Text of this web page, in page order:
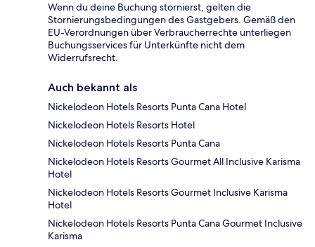
Wenn du deine Buchung stornierst, gelten die
Stornierungsbedingungen des Gastgebers. Gemäß den
EU-Verordnungen über Verbraucherrechte unterliegen
Buchungsservices für Unterkünfte nicht dem
Widerrufsrecht.
Auch bekannt als
Nickelodeon Hotels Resorts Punta Cana Hotel
Nickelodeon Hotels Resorts Hotel
Nickelodeon Hotels Resorts Punta Cana
Nickelodeon Hotels Resorts Gourmet All Inclusive Karisma
Hotel
Nickelodeon Hotels Resorts Gourmet Inclusive Karisma
Hotel
Nickelodeon Hotels Resorts Punta Cana Gourmet Inclusive
Karisma